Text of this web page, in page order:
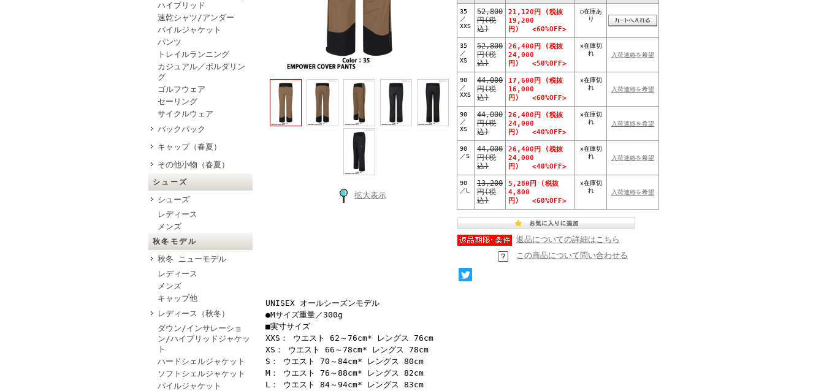
ハイブリッド
速乾シャツ/アンダー
パイルジャケット
パンツ
トレイルランニング
カジュアル／ボルダリン
グ
ゴルフウェア
セーリング
サイクルウェア
バックパック
キャップ（春夏）
その他小物（春夏）
シューズ
シューズ
レディース
メンズ
秋冬モデル
秋冬 ニューモデル
レディース
メンズ
キャップ他
レディース（秋冬）
ダウン/インサレーショ
ン/ハイブリッドジャケッ
ト
ハードシェルジャケット
ソフトシェルジャケット
パイルジャケット
拡大表示
35
／
XXS
52,800
円(税
込)
21,120円 (税抜
19,200
円) <60%OFF>
○在庫あ
り
35
／
XS
52,800
円(税
込)
26,400円 (税抜
24,000
円) <50%OFF>
×在庫切
れ
入荷連絡を希望
90
／
XXS
44,000
円(税
込)
17,600円 (税抜
16,000
円) <60%OFF>
×在庫切
れ
入荷連絡を希望
90
／
XS
44,000
円(税
込)
26,400円 (税抜
24,000
円) <40%OFF>
×在庫切
れ
入荷連絡を希望
90
／S
44,000
円(税
込)
26,400円 (税抜
24,000
円) <40%OFF>
×在庫切
れ
入荷連絡を希望
90
／L
13,200
円(税
込)
5,280円 (税抜
4,800
円) <60%OFF>
×在庫切
れ
入荷連絡を希望
返品についての詳細はこちら
この商品について問い合わせる
UNISEX オールシーズンモデル
●Mサイズ重量／300g
■実寸サイズ
XXS： ウエスト 62～76cm* レングス 76cm
XS： ウエスト 66～78cm* レングス 78cm
S： ウエスト 70～84cm* レングス 80cm
M： ウエスト 76～88cm* レングス 82cm
L： ウエスト 84～94cm* レングス 83cm